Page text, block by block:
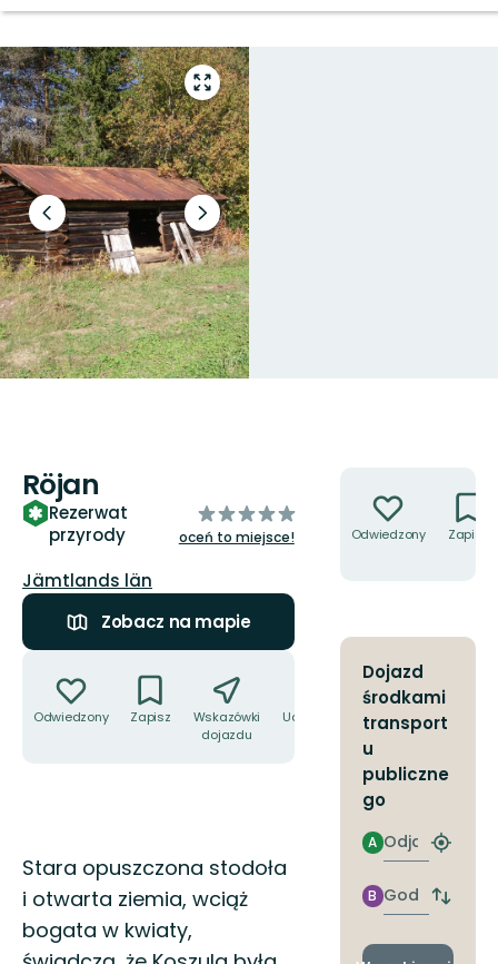
Przejdź
do
trybu
pełnoekranowego
Poprzedni
slajd
Następny
slajd
Röjan
Rezerwat
przyrody
z
5
oceń to miejsce!
Województwo:
Jämtlands län
Zobacz na mapie
Odwiedzony Zapisz
Wskazówki
dojazdu
Udostępnij
Opis
Stara opuszczona stodoła
i otwarta ziemia, wciąż
bogata w kwiaty,
Odwiedzony Zapisz
Dojazd
środkami
transport
u
publiczne
go
Odjazd
A
Znajdź
Godzinie
przyjazdu
B
Zmiana